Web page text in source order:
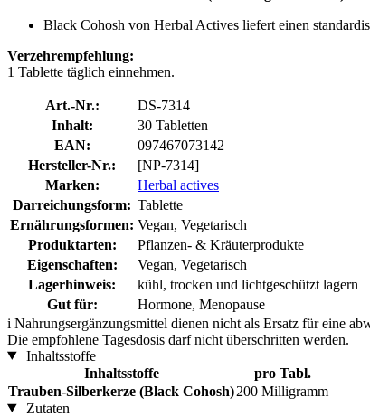
Black Cohosh von Herbal Actives liefert einen
Verzehrempfehlung:
1 Tablette täglich einnehmen.
Art.-Nr.:
DS-7314
Inhalt:
30 Tabletten
EAN:
097467073142
Hersteller-Nr.:
[NP-7314]
Marken:
Herbal actives
Darreichungsform: Tablette
Ernährungsformen: Vegan, Vegetarisch
Produktarten:
Pflanzen- & Kräuterprodukte
Eigenschaften:
Vegan, Vegetarisch
Lagerhinweis:
kühl, trocken und lichtgeschützt lagern
Gut für:
Hormone, Menopause
i Nahrungsergänzungsmittel dienen nicht als Ersatz für eine
Die empfohlene Tagesdosis darf nicht überschritten werden.
Inhaltsstoffe
Inhaltsstoffe
pro Tabl.
Trauben-Silberkerze (Black Cohosh)200 Milligramm
Zutaten